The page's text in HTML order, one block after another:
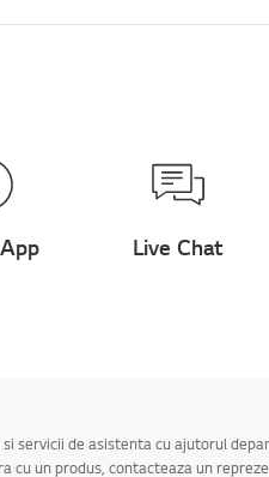
Live Chat
servicii de asistenta cu ajutorul
cu un produs, contacteaza un